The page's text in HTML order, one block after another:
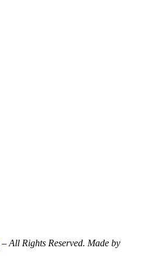
– All Rights Reserved. Made by